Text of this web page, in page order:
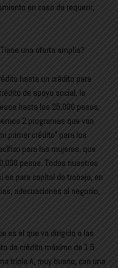
en caso de requerir,
una oferta amplia?
hasta un crédito para
de apoyo social, le
hasta los 25,000 pesos,
2 programas que van
primer crédito” para los
para las mujeres, que
pesos. Todos nuestros
es para capital de trabajo, en
adecuaciones al negocio,
es el que va dirigido a las
de crédito máximo de 1.5
triple A, muy bueno, con una